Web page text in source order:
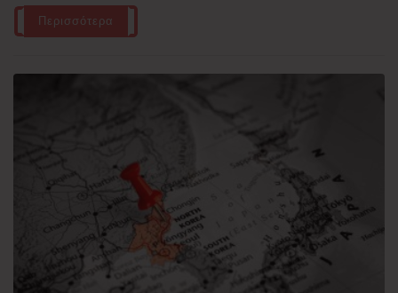
Περισσότερα